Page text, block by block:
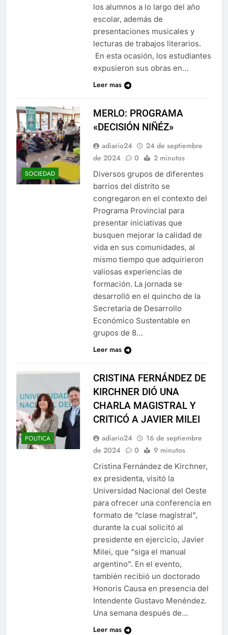
los alumnos a lo largo del año
escolar, además de
presentaciones musicales y
lecturas de trabajos literarios.
En esta ocasión, los estudiantes
expusieron sus obras en…
Leer mas
SOCIEDAD
MERLO: PROGRAMA
«DECISIÓN NIÑÉZ»
adiario24
24 de septiembre
de 2024
0 2 minutos
Diversos grupos de diferentes
barrios del distrito se
congregaron en el contexto del
Programa Provincial para
presentar iniciativas que
busquen mejorar la calidad de
vida en sus comunidades, al
mismo tiempo que adquirieron
valiosas experiencias de
formación. La jornada se
desarrolló en el quincho de la
Secretaría de Desarrollo
Económico Sustentable en
grupos de 8…
Leer mas
POLITICA
CRISTINA FERNÁNDEZ DE
KIRCHNER DIÓ UNA
CHARLA MAGISTRAL Y
CRITICÓ A JAVIER MILEI
adiario24
16 de septiembre
de 2024
0 9 minutos
Cristina Fernández de Kirchner,
ex presidenta, visitó la
Universidad Nacional del Oeste
para ofrecer una conferencia en
formato de “clase magistral”,
durante la cual solicitó al
presidente en ejercicio, Javier
Milei, que “siga el manual
argentino”. En el evento,
también recibió un doctorado
Honoris Causa en presencia del
Intendente Gustavo Menéndez.
Una semana después de…
Leer mas